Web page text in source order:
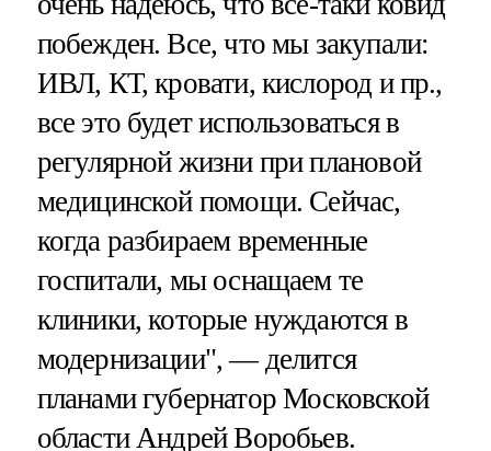
побежден. Все, что мы закупали:
ИВЛ, КТ, кровати, кислород и пр.,
все это будет использоваться в
регулярной жизни при плановой
медицинской помощи. Сейчас,
когда разбираем временные
госпитали, мы оснащаем те
клиники, которые нуждаются в
модернизации", — делится
планами губернатор Московской
области Андрей Воробьев.